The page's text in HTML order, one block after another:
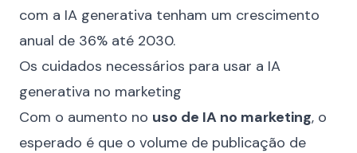
com a IA generativa tenham um crescimento
anual de 36% até 2030.
Os cuidados necessários para usar a IA
generativa no marketing
Com o aumento no uso de IA no marketing, o
esperado é que o volume de publicação de